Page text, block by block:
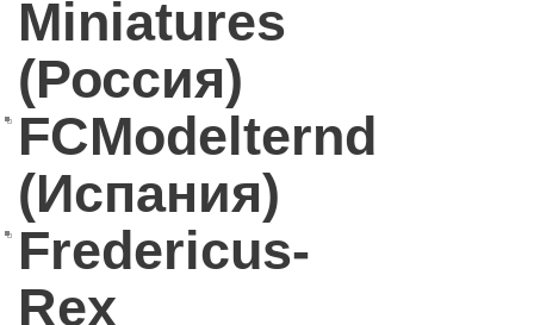
Miniatures
(Россия)
FCModelternd
(Испания)
Fredericus-
Rex